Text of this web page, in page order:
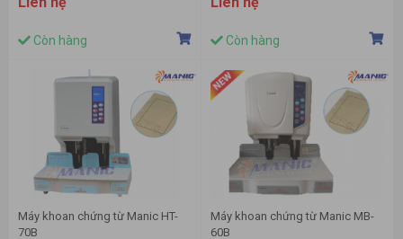
Còn hàng Còn hàng
Máy khoan chứng từ Manic HT-
70B
Máy khoan chứng từ Manic MB-
60B